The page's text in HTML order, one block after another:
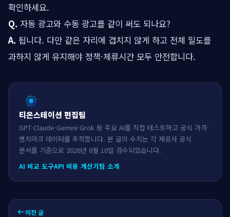
확인하세요.
Q. 자동 광고와 수동 광고를 같이 써도 되나요?
A. 됩니다. 다만 같은 자리에 겹치지 않게 하고 전체 밀도를
과하지 않게 유지해야 정책·체류시간 모두 안전합니다.
티온스테이션 편집팀
GPT·Claude·Gemini·Grok 등 주요 AI를 직접 테스트하고 공식 가격·
벤치마크 데이터를 추적합니다. 본 글의 수치는 각 제공사 공식
문서를 기준으로 2026년 8월 10일 검수되었습니다.
AI 비교 도구API 비용 계산기팀 소개
west이전 글